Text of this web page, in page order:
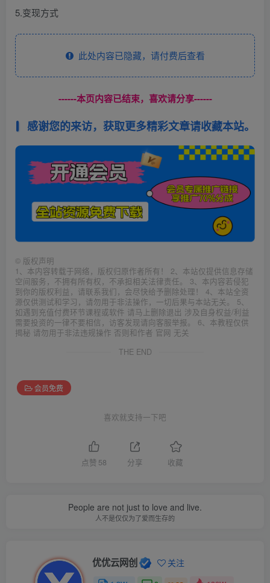
5.变现方式
此处内容已隐藏，请付费后查看
------本页内容已结束，喜欢请分享------
感谢您的来访，获取更多精彩文章请收藏本站。
© 版权声明
1、本内容转载于网络，版权归原作者所有！ 2、本站仅提供信息存储
空间服务，不拥有所有权，不承担相关法律责任。 3、本内容若侵犯
到你的版权利益，请联系我们，会尽快给予删除处理！ 4、本站全资
源仅供测试和学习，请勿用于非法操作，一切后果与本站无关。 5、
如遇到充值付费环节课程或软件 请马上删除退出 涉及自身权益/利益
需要投资的一律不要相信，访客发现请向客服举报。 6、本教程仅供
揭秘 请勿用于非法违规操作 否则和作者 官网 无关
THE END
会员免费
喜欢就支持一下吧
点赞 58 分享 收藏
People are not just to love and live.
人不是仅仅为了爱而生存的
优优云网创 关注